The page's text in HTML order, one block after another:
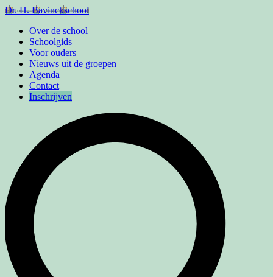
Dr. H. Bavinckschool
Over de school
Schoolgids
Voor ouders
Nieuws uit de groepen
Agenda
Contact
Inschrijven